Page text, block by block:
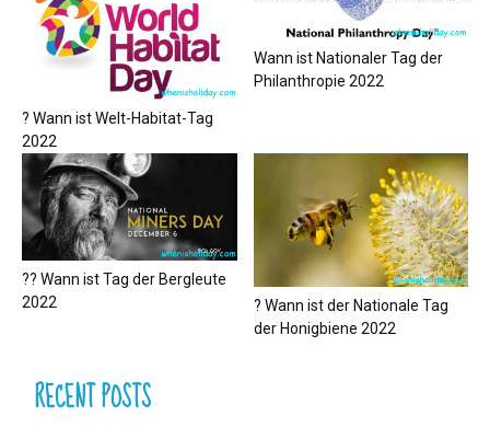
? Wann ist Welt-Habitat-Tag
2022
Wann ist Nationaler Tag der
Philanthropie 2022
?‍? Wann ist Tag der Bergleute
2022
? Wann ist der Nationale Tag
der Honigbiene 2022
RECENT POSTS